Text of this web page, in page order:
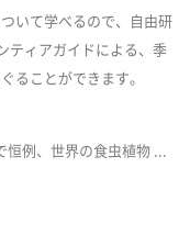
いて学べるので、自由研
ティアガイドによる、季
ることができます。